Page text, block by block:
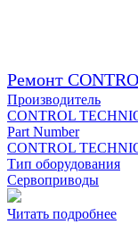
Ремонт
Производитель
CONTROL
Part Number
CONTROL
Тип оборудования
Сервоприводы
Читать подробнее